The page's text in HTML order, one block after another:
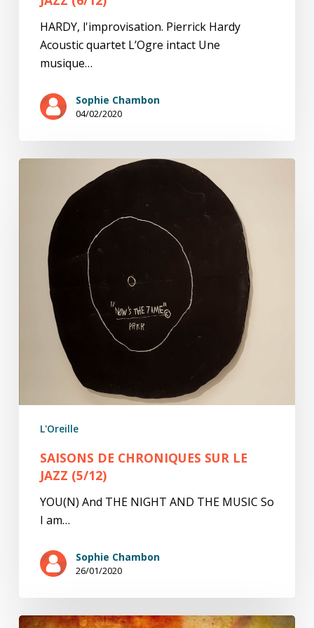
HARDY, l'improvisation. Pierrick Hardy
Acoustic quartet L’Ogre intact Une
musique…
Sophie Chambon
04/02/2020
chroniques
L'Oreille
SAISONS DE CHRONIQUES SUR LE
JAZZ (5/12)
YOU(N) And THE NIGHT AND THE MUSIC So
I am…
Sophie Chambon
26/01/2020
LJ